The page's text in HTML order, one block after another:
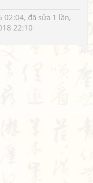
đã sửa 1 lần,
22:10